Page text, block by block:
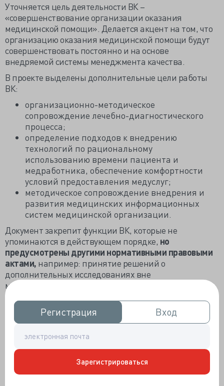
Регистрация
Регистрация Вход
Вход
Зарегистрироваться
Уточняется цель деятельности ВК –
«совершенствование организации оказания
медицинской помощи». Делается акцент на том, что
организацию оказания медицинской помощи будут
совершенствовать постоянно и на основе
внедряемой системы менеджмента качества.
В проекте выделены дополнительные цели работы
ВК:
организационно-методическое
сопровождение лечебно-диагностического
процесса;
определение подходов к внедрению
технологий по рациональному
использованию времени пациента ‎и
медработника, обеспечение комфортности
условий предоставления медуслуг;
методическое сопровождение внедрения и
развития медицинских информационных
систем медицинской организации.
Документ закрепит функции ВК, которые не
упоминаются в действующем порядке, но
предусмотрены другими нормативными правовыми
актами, например: принятие решений о
дополнительных исследованиях вне
медорганизации, о назначении по программе
госгарантий лекарств, не включенных в перечни
ЖНВЛП, о применении БКМП.
На комиссию возложат организационно-
методические и другие функции, некоторые из
ВК должна будет назначать незарегистрированные в
РФ лекарственные препараты с учетом критериев их